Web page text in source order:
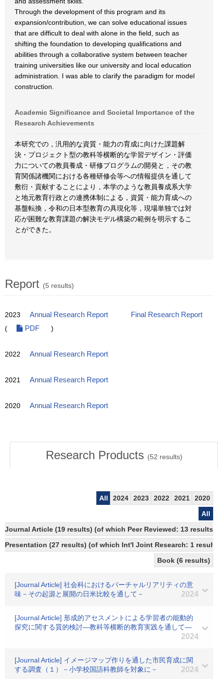
Through the development of this program and its
expansion/contribution, we can solve educational issues
that are difficult to deal with alone in the field, such as
shifting the foundation to developing qualifications and
abilities through a collaborative system between teacher
training universities like our university and local education
administration. I was able to clarify the paradigm for model
construction.
Academic Significance and Societal Importance of the
Research Achievements
本研究での，汎用的な資質・能力の育成に向けた課題解
決・プロジェクト型の教科等横断的な学習デザイン・評価
力についての教員養成・研修プログラムの開発と，その教
育関係諸機関における各種研修会等への情報提供を通して
敷衍・貢献することにより，本学のような教員養成系大学
と地元教育行政との連携体制による，資質・能力育成への
基盤転換，令和の日本型教育の具現化等，現場単独では対
応が困難な教育課題の解決モデル構築の範例を明示するこ
とができた。
Report (5 results)
2023 Annual Research Report
Final Research Report
(
PDF )
2022 Annual Research Report
2021 Annual Research Report
2020 Annual Research Report
Research Products (52 results)
All 2024 2023 2022 2021
2020
All
Journal Article (19 results) (of which Peer Reviewed: 13
Presentation (27 results) (of which Int'l Joint Research: 1
Book (6 results)
[Journal Article] 社会科におけるバーチャルリアリティの意
味－その起源と展開の日米比較を通して－
2024
[Journal Article] 形成的アセスメントによる学習者の能動的
探究に関する質的検討―教科等横断的教育実践を通して―
2024
[Journal Article] イメージマップ作りを通した市民育成に関
する調査（１）－小学校国語科教師を対象に－
2024